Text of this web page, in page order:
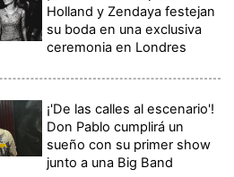
Holland y Zendaya festejan
su boda en una exclusiva
ceremonia en Londres
¡'De las calles al escenario'!
Don Pablo cumplirá un
sueño con su primer show
junto a una Big Band